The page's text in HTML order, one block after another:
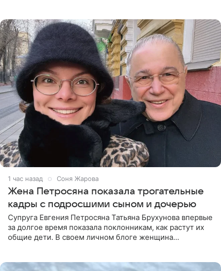
1 час назад Соня Жарова
Жена Петросяна показала трогательные
кадры с подросшими сыном и дочерью
Супруга Евгения Петросяна Татьяна Брухунова впервые
за долгое время показала поклонникам, как растут их
общие дети. В своем личном блоге женщина